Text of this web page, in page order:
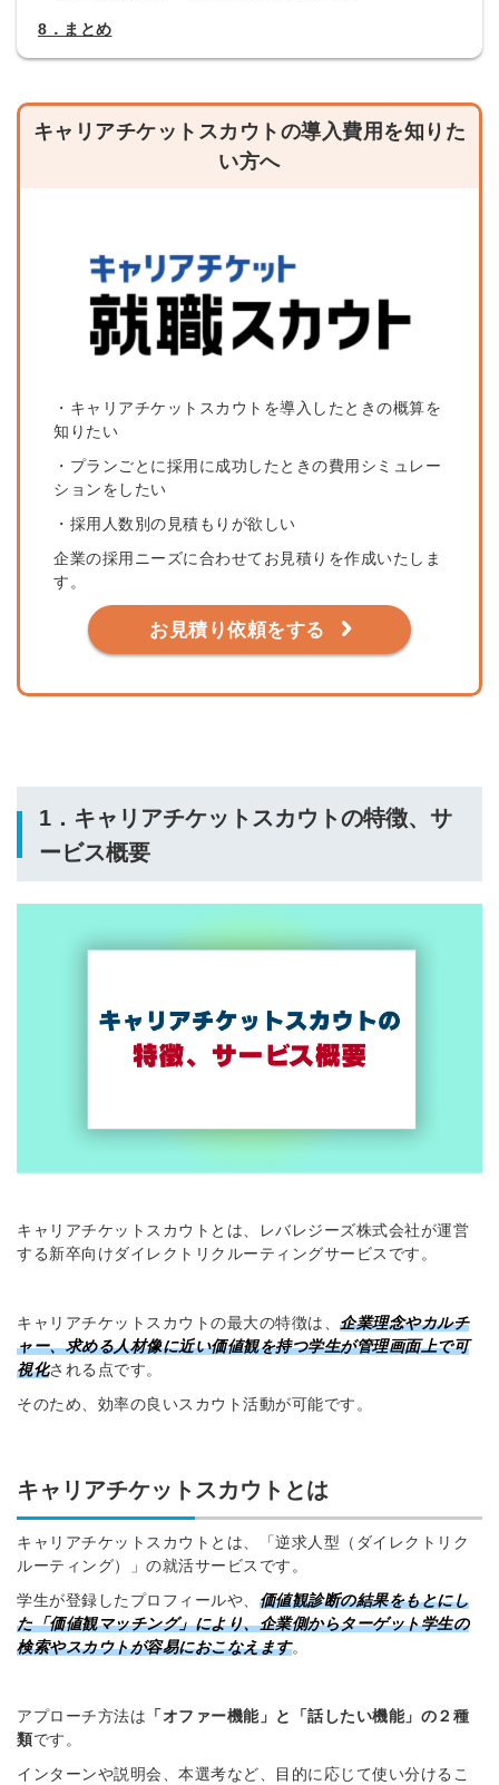
8．まとめ
キャリアチケットスカウトの導入費用を知りた
い方へ
・キャリアチケットスカウトを導入したときの概算を
知りたい
・プランごとに採用に成功したときの費用シミュレー
ションをしたい
・採用人数別の見積もりが欲しい
企業の採用ニーズに合わせてお見積りを作成いたしま
す。
お見積り依頼をする
1．キャリアチケットスカウトの特徴、サ
ービス概要
キャリアチケットスカウトとは、レバレジーズ株式会社が運営
する新卒向けダイレクトリクルーティングサービスです。
キャリアチケットスカウトの最大の特徴は、 企業理念やカルチ
ャー、求める人材像に近い価値観を持つ学生が管理画面上で可
視化される点です。
そのため、効率の良いスカウト活動が可能です。
キャリアチケットスカウトとは
キャリアチケットスカウトとは、「逆求人型（ダイレクトリク
ルーティング）」の就活サービスです。
学生が登録したプロフィールや、 価値観診断の結果をもとにし
た「価値観マッチング」により、企業側からターゲット学生の
検索やスカウトが容易におこなえます。
アプローチ方法は 「オファー機能」と「話したい機能」の２種
類です。
インターンや説明会、本選考など、目的に応じて使い分けるこ